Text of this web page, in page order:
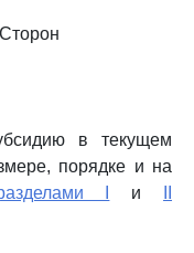
в текущем
порядке и на
I и